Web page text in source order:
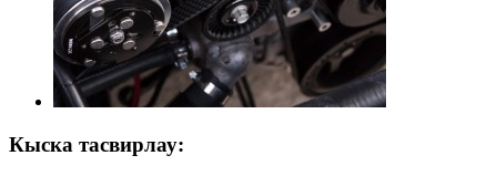
Кыска тасвирлау: